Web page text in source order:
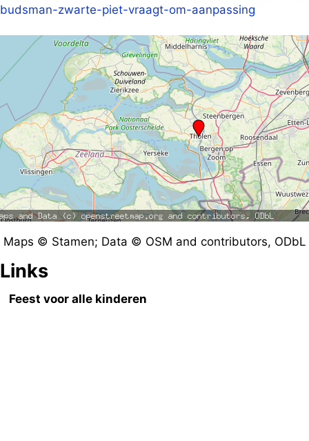
budsman-zwarte-piet-vraagt-om-aanpassing
Maps © Stamen; Data © OSM and contributors, ODbL
Links
Feest voor alle kinderen